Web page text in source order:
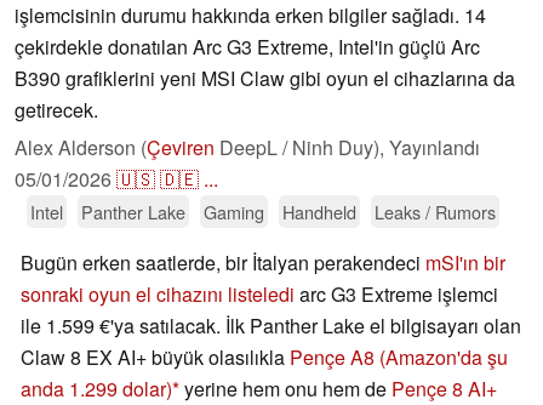
işlemcisinin durumu hakkında erken bilgiler sağladı. 14
çekirdekle donatılan Arc G3 Extreme, Intel'in güçlü Arc
B390 grafiklerini yeni MSI Claw gibi oyun el cihazlarına da
getirecek.
Alex Alderson (Çeviren DeepL / Ninh Duy), Yayınlandı
05/01/2026🇺🇸🇩🇪 ...
Intel Panther Lake Gaming Handheld Leaks / Rumors
Bugün erken saatlerde, bir İtalyan perakendeci mSI'ın bir
sonraki oyun el cihazını listeledi arc G3 Extreme işlemci
ile 1.599 €'ya satılacak. İlk Panther Lake el bilgisayarı olan
Claw 8 EX AI+ büyük olasılıkla Pençe A8 (Amazon'da şu
anda 1.299 dolar) yerine hem onu hem de Pençe 8 AI+